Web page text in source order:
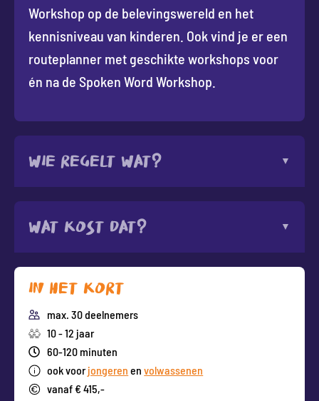
Workshop op de belevingswereld en het
kennisniveau van kinderen. Ook vind je er een
routeplanner met geschikte workshops voor
én na de Spoken Word Workshop.
Wie regelt wat?
Wat kost dat?
In het kort
max. 30 deelnemers
10 - 12 jaar
60-120 minuten
ook voorjongeren envolwassenen
vanaf € 415,-